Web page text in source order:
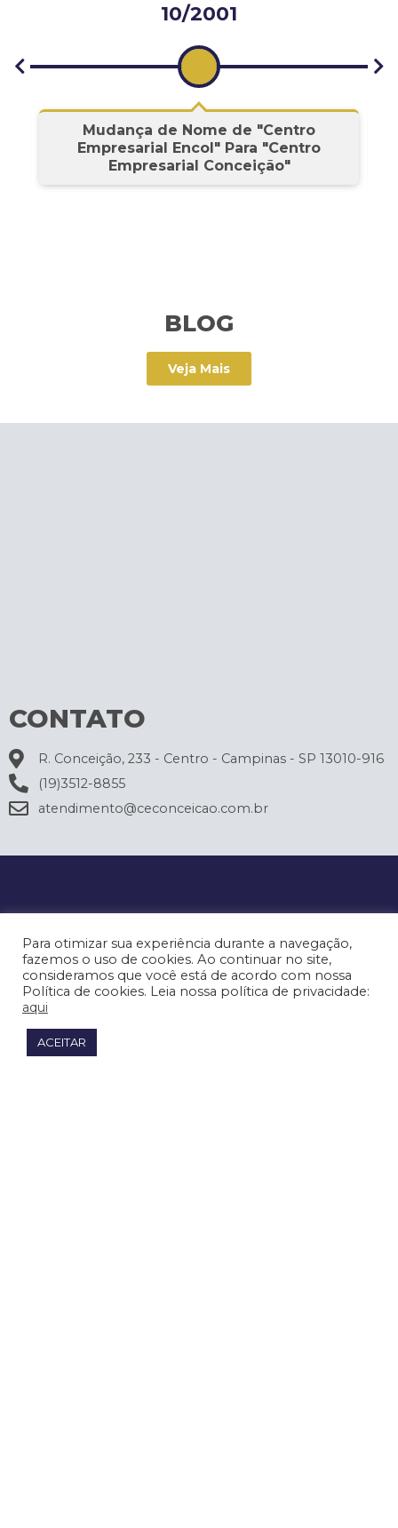
10/2001
Mudança de Nome de "Centro
Empresarial Encol" Para "Centro
Empresarial Conceição"
BLOG
Veja Mais
CONTATO
R. Conceição, 233 - Centro - Campinas - SP 13010-916
(19)3512-8855
atendimento@ceconceicao.com.br
Para otimizar sua experiência durante a navegação,
fazemos o uso de cookies. Ao continuar no site,
consideramos que você está de acordo com nossa
Política de cookies. Leia nossa política de privacidade:
aqui
ACEITAR